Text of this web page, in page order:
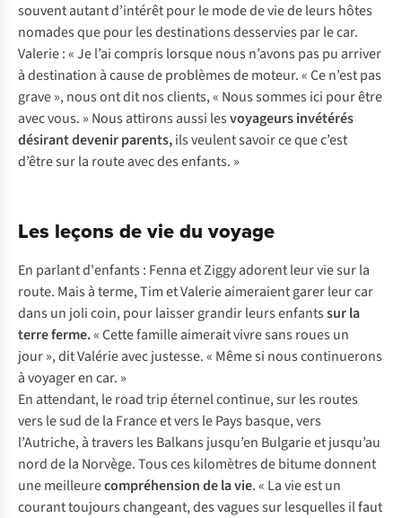
souvent autant d’intérêt pour le mode de vie de leurs hôtes
nomades que pour les destinations desservies par le car.
Valerie : « Je l’ai compris lorsque nous n’avons pas pu arriver
à destination à cause de problèmes de moteur. « Ce n’est pas
grave », nous ont dit nos clients, « Nous sommes ici pour être
avec vous. » Nous attirons aussi lesvoyageurs invétérés
désirant devenir parents,ils veulent savoir ce que c’est
d’être sur la route avec des enfants. »
Les leçons de vie du voyage
En parlant d'enfants : Fenna et Ziggy adorent leur vie sur la
route. Mais à terme, Tim et Valerie aimeraient garer leur car
dans un joli coin, pour laisser grandir leurs enfantssur la
terre ferme.« Cette famille aimerait vivre sans roues un
jour », dit Valérie avec justesse. « Même si nous continuerons
à voyager en car. »
En attendant, le road trip éternel continue, sur les routes
vers le sud de la France et vers le Pays basque, vers
l’Autriche, à travers les Balkans jusqu’en Bulgarie et jusqu’au
nord de la Norvège. Tous ces kilomètres de bitume donnent
une meilleurecompréhension de la vie. « La vie est un
courant toujours changeant, des vagues sur lesquelles il faut